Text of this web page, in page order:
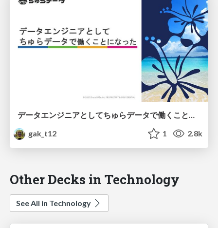
データエンジニアとして ちゅらデータで働くことになった
gak_t12
1 2.8k
Other Decks in Technology
See All in Technology